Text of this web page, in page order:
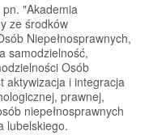
"Akademia
ze środków
Niepełnosprawnych,
samodzielność,
Osób
aktywizacja i integracja
prawnej,
niepełnosprawnych
lubelskiego.